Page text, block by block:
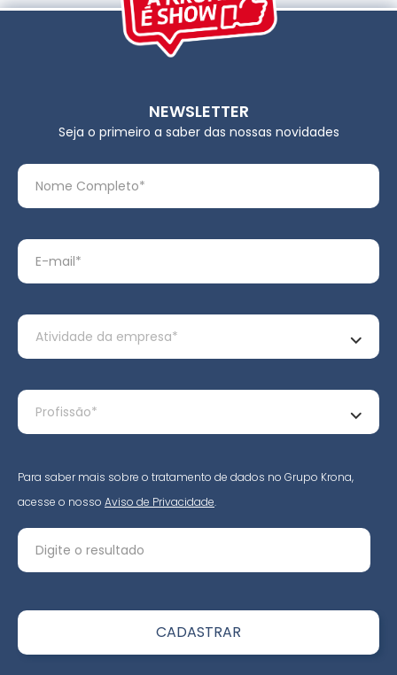
NEWSLETTER
Seja o primeiro a saber das nossas novidades
Para saber mais sobre o tratamento de dados no Grupo Krona,
acesse o nosso Aviso de Privacidade.